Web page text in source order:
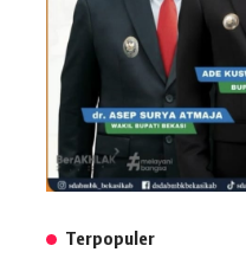
Terpopuler